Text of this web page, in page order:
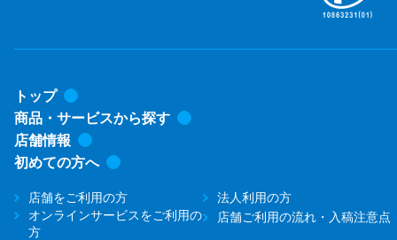
トップ
商品・サービスから探す
店舗情報
初めての方へ
店舗をご利用の方
法人利用の方
オンラインサービスをご利用の
方
店舗ご利用の流れ・入稿注意点